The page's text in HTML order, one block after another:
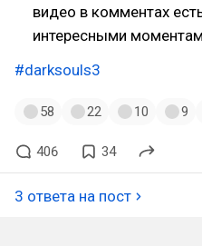
видео в комментах
интересными
#darksouls3
58 22 10 9
406 34
3 ответа на пост